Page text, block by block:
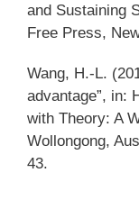
and Sustaining
Free Press,
Wang, H.-L.
advantage”, in:
with Theory: A
Wollongong,
43.